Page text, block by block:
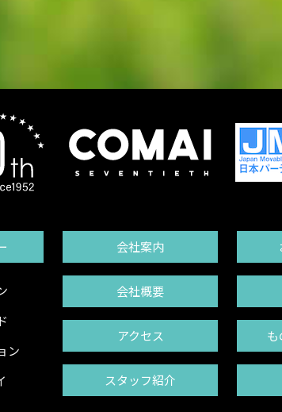
ン
会社案内
会社概要
アクセス
スタッフ紹介